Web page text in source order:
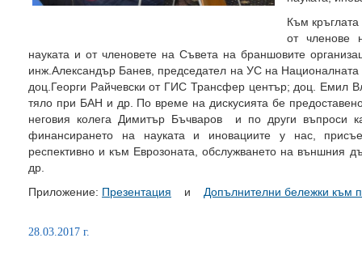
Към
от членове
науката и от членовете на Съвета на браншовите
инж.Александър Банев, председател на УС на
доц.Георги Райчевски от ГИС Трансфер център; доц. Емил
тяло при БАН и др. По време на дискусията бе
неговия колега Димитър Бъчваров и по други въпроси
финансирането на науката и иновациите у нас,
респективно и към Еврозоната, обслужването на външния
др.
Приложение: Презентация и Допълнителни бележки към
28.03.2017 г.